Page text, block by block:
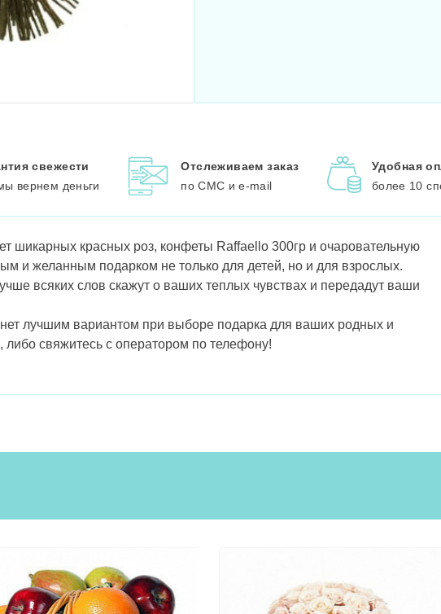
свежести
вернем деньги
Отслеживаем заказ
по СМС и e-mail
Удобная
более 10
шикарных красных роз, конфеты Raffaello 300гр и очаровательную
и желанным подарком не только для детей, но и для взрослых.
всяких слов скажут о ваших теплых чувствах и передадут ваши
лучшим вариантом при выборе подарка для ваших родных и
либо свяжитесь с оператором по телефону!